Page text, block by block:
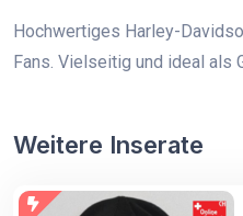
Hochwertiges Harley-
Fans. Vielseitig und ideal als
Weitere Inserate